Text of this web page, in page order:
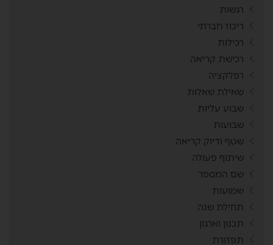
רגשות
ריכוז חברתי
רכילות
רכישת קריאה
רפלקציה
שאילת שאלות
שבוע עליות
שבועות
שטף ודיוק קריאה
שיתוף פעולה
שם המספר
שמועות
תחילת שנה
תכנון וארגון
תפזורת